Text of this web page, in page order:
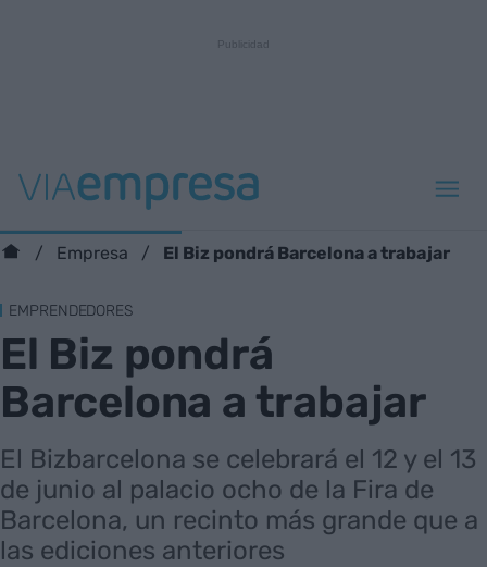
Empresa El Biz pondrá Barcelona a trabajar
EMPRENDEDORES
El Biz pondrá
Barcelona a trabajar
El Bizbarcelona se celebrará el 12 y el 13
de junio al palacio ocho de la Fira de
Barcelona, un recinto más grande que a
las ediciones anteriores